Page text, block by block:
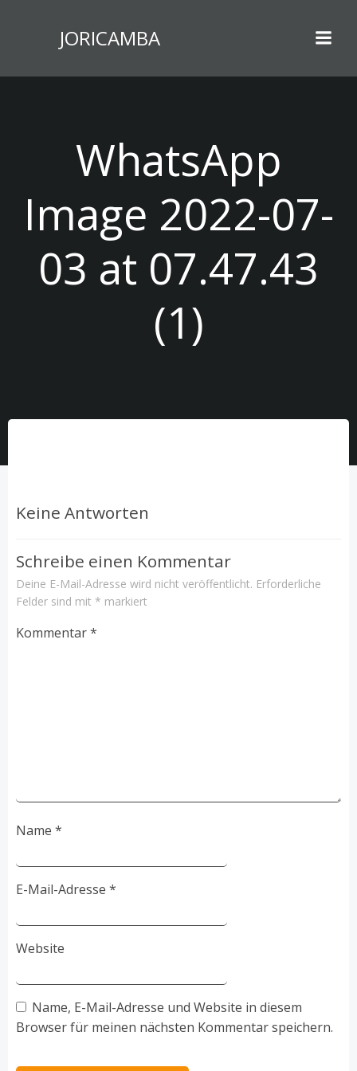
JORICAMBA
WhatsApp
Image 2022-07-
03 at 07.47.43
(1)
Keine Antworten
Schreibe einen Kommentar
Deine E-Mail-Adresse wird nicht veröffentlicht. Erforderliche
Felder sind mit * markiert
Kommentar*
Name *
E-Mail-Adresse *
Website
Name, E-Mail-Adresse und Website in diesem
Browser für meinen nächsten Kommentar speichern.